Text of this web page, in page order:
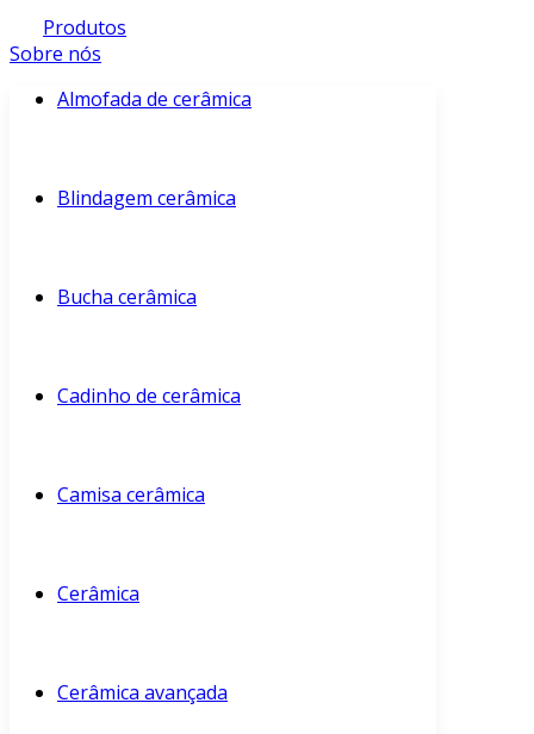
Produtos
Sobre nós
Almofada de cerâmica
Blindagem cerâmica
Bucha cerâmica
Cadinho de cerâmica
Camisa cerâmica
Cerâmica
Cerâmica avançada